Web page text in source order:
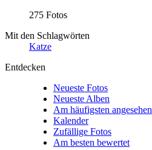
275 Fotos
Mit den Schlagwörten
Katze
Entdecken
Neueste Fotos
Neueste Alben
Am häufigsten angesehen
Kalender
Zufällige Fotos
Am besten bewertet